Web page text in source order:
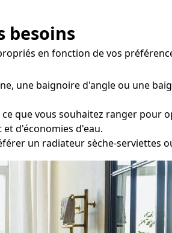
besoins
en fonction de vos
une baignoire d'angle ou une
que vous souhaitez ranger pour
d'économies d'eau.
un radiateur sèche-serviettes